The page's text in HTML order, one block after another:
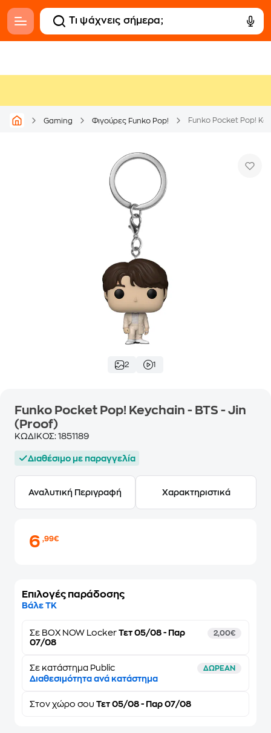
Gaming Φιγούρες Funko Pop! Funko Pocket Pop!
2 1
Funko Pocket Pop! Keychain - BTS - Jin
(Proof)
ΚΩΔΙΚΟΣ: 1851189
Διαθέσιμο με παραγγελία
Αναλυτική Περιγραφή Χαρακτηριστικά
6,99€
Επιλογές παράδοσης
Βάλε ΤΚ
Σε BOX NOW Locker Τετ 05/08 - Παρ
07/08
2,00€
Σε κατάστημα Public ΔΩΡΕΑΝ
Διαθεσιμότητα ανά κατάστημα
Στον χώρο σου Τετ 05/08 - Παρ 07/08